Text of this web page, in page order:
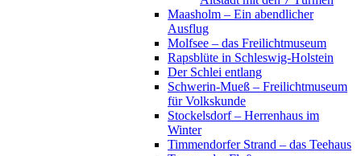
Maasholm – Ein abendlicher
Ausflug
Molfsee – das Freilichtmuseum
Rapsblüte in Schleswig-Holstein
Der Schlei entlang
Schwerin-Mueß – Freilichtmuseum
für Volkskunde
Stockelsdorf – Herrenhaus im
Winter
Timmendorfer Strand – das Teehaus